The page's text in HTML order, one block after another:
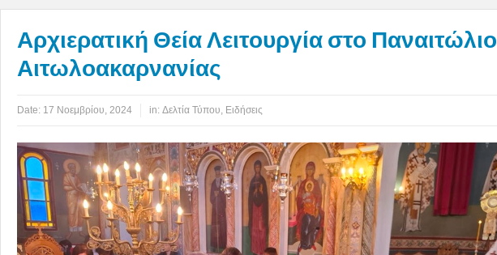
Αρχιερατική Θεία Λειτουργία στο Παναιτώλιο
Αιτωλοακαρνανίας
Date: 17 Νοεμβρίου, 2024 in: Δελτία Τύπου, Ειδήσεις